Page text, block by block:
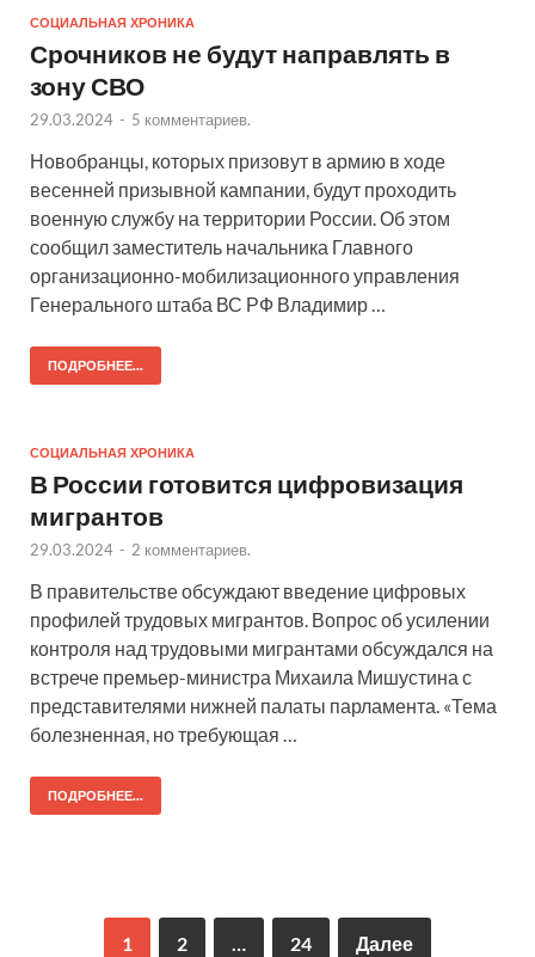
СОЦИАЛЬНАЯ ХРОНИКА
Срочников не будут направлять в
зону СВО
29.03.2024 - 5 комментариев.
Новобранцы, которых призовут в армию в ходе
весенней призывной кампании, будут проходить
военную службу на территории России. Об этом
сообщил заместитель начальника Главного
организационно-мобилизационного управления
Генерального штаба ВС РФ Владимир …
ПОДРОБНЕЕ...
СОЦИАЛЬНАЯ ХРОНИКА
В России готовится цифровизация
мигрантов
29.03.2024 - 2 комментариев.
В правительстве обсуждают введение цифровых
профилей трудовых мигрантов. Вопрос об усилении
контроля над трудовыми мигрантами обсуждался на
встрече премьер-министра Михаила Мишустина с
представителями нижней палаты парламента. «Тема
болезненная, но требующая …
ПОДРОБНЕЕ...
1 2 … 24 Далее